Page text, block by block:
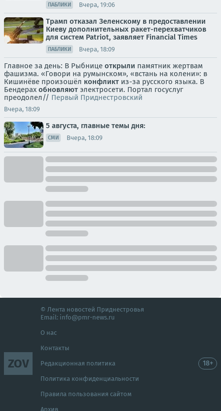
ПАБЛИКИ Вчера, 19:06
Трамп отказал Зеленскому в предоставлении
Киеву дополнительных ракет-перехватчиков
для систем Patriot, заявляет Financial Times
ПАБЛИКИ Вчера, 18:09
Главное за день: В Рыбнице открыли памятник жертвам
фашизма. «Говори на румынском», «встань на колени»: в
Кишинёве произошёл конфликт из-за русского языка. В
Бендерах обновляют электросети. Портал госуслуг
преодолел// Первый Приднестровский
Вчера, 18:09
5 августа, главные темы дня:
СМИ Вчера, 18:09
ZOV
© Лента новостей Приднестровья
Email: info@pmr-news.ru
О нас
Контакты
Редакционная политика
Политика конфиденциальности
Правила пользования сайтом
Архив
18+